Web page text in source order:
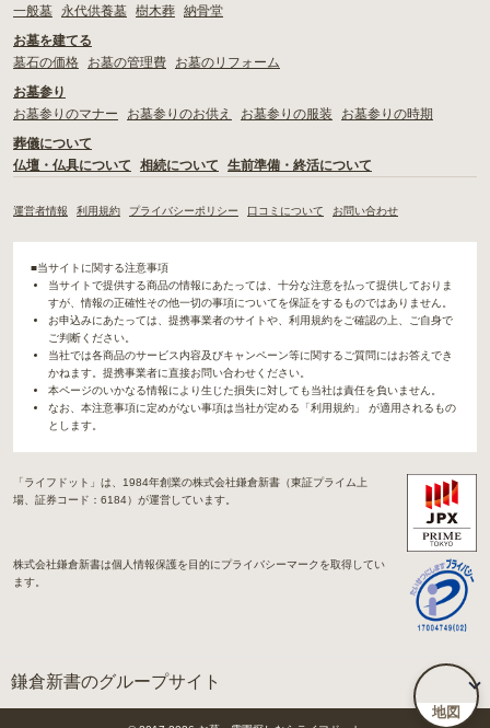
地図
一般墓
永代供養墓 樹木葬 納骨堂
お墓を建てる
墓石の価格
お墓の管理費
お墓のリフォーム
お墓参り
お墓参りのマナー
お墓参りのお供え お墓参りの服装
お墓参りの時期
葬儀について
仏壇・仏具について
相続について 生前準備・終活について
運営者情報 利用規約 プライバシーポリシー 口コミについて お問い合わせ
■当サイトに関する注意事項
当サイトで提供する商品の情報にあたっては、十分な注意を払って提供しておりま
すが、情報の正確性その他一切の事項についてを保証をするものではありません。
お申込みにあたっては、提携事業者のサイトや、利用規約をご確認の上、ご自身で
ご判断ください。
当社では各商品のサービス内容及びキャンペーン等に関するご質問にはお答えでき
かねます。提携事業者に直接お問い合わせください。
本ページのいかなる情報により生じた損失に対しても当社は責任を負いません。
なお、本注意事項に定めがない事項は当社が定める「利用規約」 が適用されるもの
とします。
「ライフドット」は、1984年創業の株式会社鎌倉新書（東証プライム上
場、証券コード：6184）が運営しています。
株式会社鎌倉新書は個人情報保護を目的にプライバシーマークを取得してい
ます。
鎌倉新書のグループサイト
「Life.（ライフドット）」関連サイト